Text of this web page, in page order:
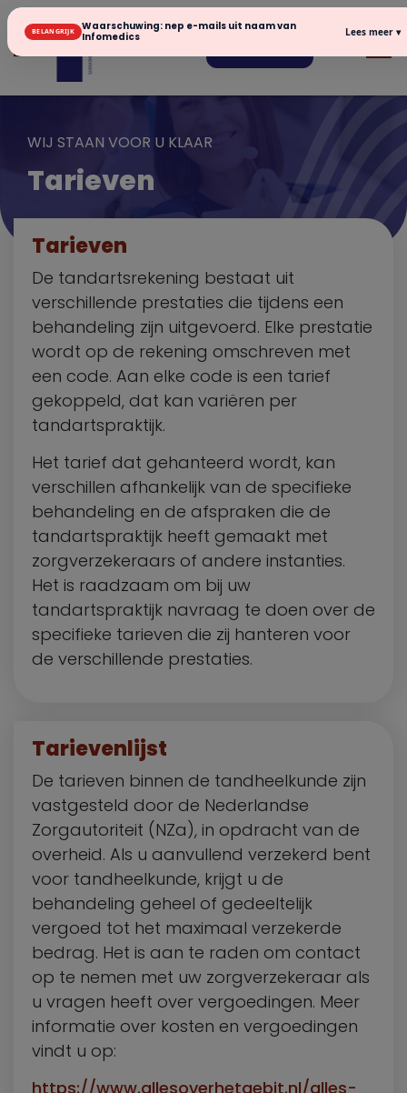
BELANGRIJK
Waarschuwing: nep e-mails uit naam van
Infomedics
Lees meer ▾
WIJ STAAN VOOR U KLAAR
Tarieven
Tarieven
De tandartsrekening bestaat uit
verschillende prestaties die tijdens een
behandeling zijn uitgevoerd. Elke prestatie
wordt op de rekening omschreven met
een code. Aan elke code is een tarief
gekoppeld, dat kan variëren per
tandartspraktijk.
Het tarief dat gehanteerd wordt, kan
verschillen afhankelijk van de specifieke
behandeling en de afspraken die de
tandartspraktijk heeft gemaakt met
zorgverzekeraars of andere instanties.
Het is raadzaam om bij uw
tandartspraktijk navraag te doen over de
specifieke tarieven die zij hanteren voor
de verschillende prestaties.
Tarievenlijst
De tarieven binnen de tandheelkunde zijn
vastgesteld door de Nederlandse
Zorgautoriteit (NZa), in opdracht van de
overheid. Als u aanvullend verzekerd bent
voor tandheelkunde, krijgt u de
behandeling geheel of gedeeltelijk
vergoed tot het maximaal verzekerde
bedrag. Het is aan te raden om contact
op te nemen met uw zorgverzekeraar als
u vragen heeft over vergoedingen. Meer
informatie over kosten en vergoedingen
vindt u op:
https://www.allesoverhetgebit.nl/alles-